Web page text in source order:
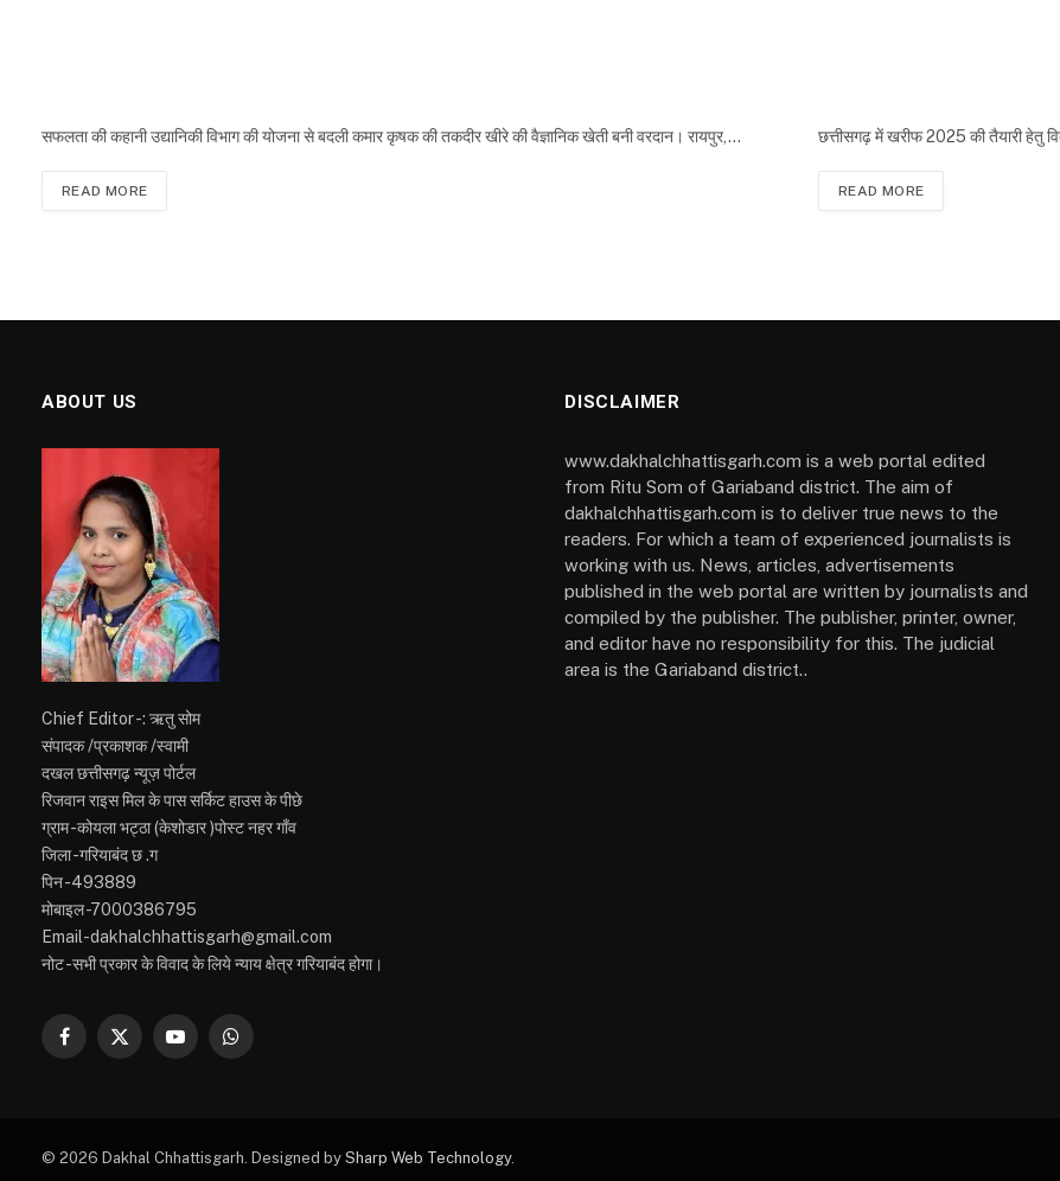
सफलता की कहानी उद्यानिकी विभाग की योजना से बदली कमार कृषक की तकदीर खीरे की वैज्ञानिक खेती बनी वरदान। रायपुर,…
READ MORE
छत्तीसगढ़ में खरीफ 2025 की तैयारी हेतु
READ MORE
ABOUT US
Chief Editor -: ऋतु सोम
संपादक /प्रकाशक /स्वामी
दखल छत्तीसगढ़ न्यूज़ पोर्टल
रिजवान राइस मिल के पास सर्किट हाउस के पीछे
ग्राम -कोयला भट्ठा (केशोडार )पोस्ट नहर गाँव
जिला -गरियाबंद छ .ग
पिन -493889
मोबाइल -7000386795
Email-dakhalchhattisgarh@gmail.com
नोट -सभी प्रकार के विवाद के लिये न्याय क्षेत्र गरियाबंद होगा।
Facebook
X
YouTubeWhatsApp
DISCLAIMER
www.dakhalchhattisgarh.com is a web portal edited
from Ritu Som of Gariaband district. The aim of
dakhalchhattisgarh.com is to deliver true news to the
readers. For which a team of experienced journalists is
working with us. News, articles, advertisements
published in the web portal are written by journalists and
compiled by the publisher. The publisher, printer, owner,
and editor have no responsibility for this. The judicial
area is the Gariaband district..
© 2026 Dakhal Chhattisgarh. Designed by Sharp Web Technology.